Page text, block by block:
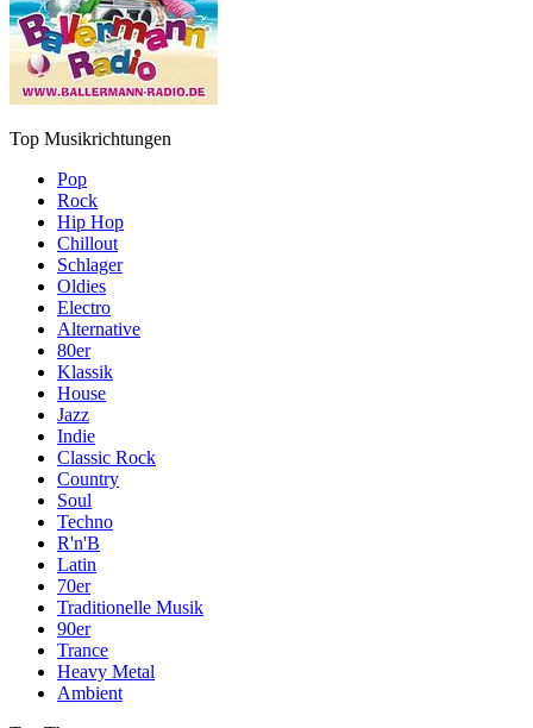
Top Musikrichtungen
Pop
Rock
Hip Hop
Chillout
Schlager
Oldies
Electro
Alternative
80er
Klassik
House
Jazz
Indie
Classic Rock
Country
Soul
Techno
R'n'B
Latin
70er
Traditionelle Musik
90er
Trance
Heavy Metal
Ambient